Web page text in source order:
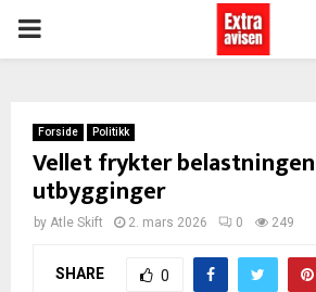
PRIMARY
Forside Politikk
Vellet frykter
utbygginger
by Atle Skift 2. mars 2026 0 249
SHARE 0